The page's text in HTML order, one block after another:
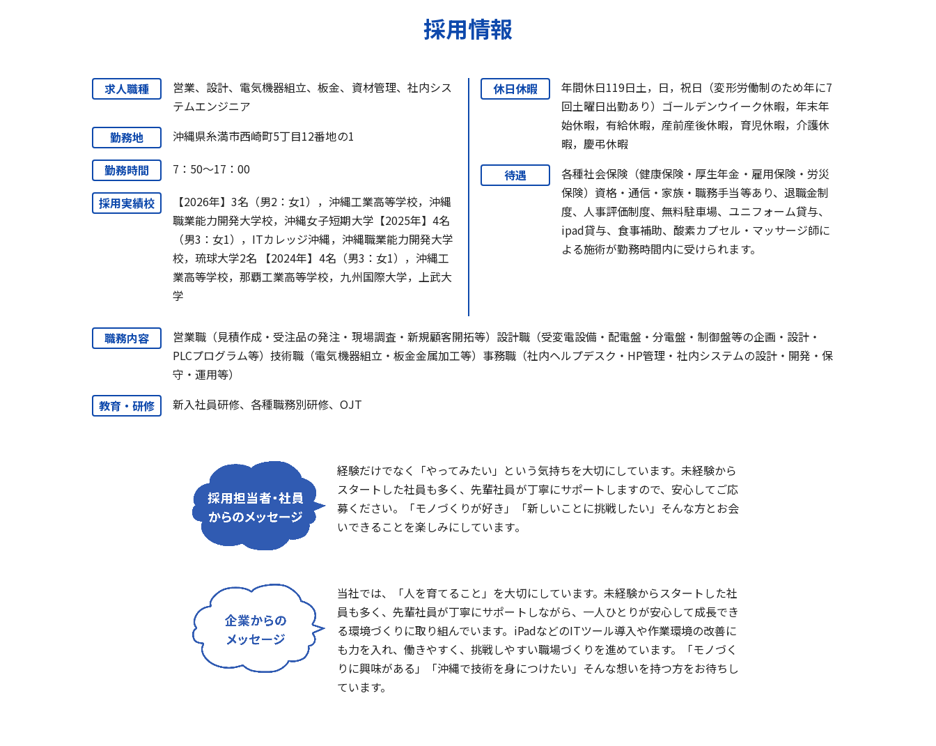
採用情報
求人職種
営業、設計、電気機器組立、板金、資材管理、社内シス
テムエンジニア
勤務地
沖縄県糸満市西崎町5丁目12番地の1
勤務時間 7：50～17：00
採用実績校
【2026年】3名（男2：女1），沖縄工業高等学校，沖縄
職業能力開発大学校，沖縄女子短期大学【2025年】4名
（男3：女1），ITカレッジ沖縄，沖縄職業能力開発大学
校，琉球大学2名 【2024年】4名（男3：女1），沖縄工
業高等学校，那覇工業高等学校，九州国際大学，上武大
学
休日休暇
年間休日119日土，日，祝日（変形労働制のため年に7
回土曜日出勤あり）ゴールデンウイーク休暇，年末年
始休暇，有給休暇，産前産後休暇，育児休暇，介護休
暇，慶弔休暇
待遇
各種社会保険（健康保険・厚生年金・雇用保険・労災
保険）資格・通信・家族・職務手当等あり、退職金制
度、人事評価制度、無料駐車場、ユニフォーム貸与、
ipad貸与、食事補助、酸素カプセル・マッサージ師に
よる施術が勤務時間内に受けられます。
職務内容
営業職（見積作成・受注品の発注・現場調査・新規顧客開拓等）設計職（受変電設備・配電盤・分電盤・制御盤等の企画・設計・
PLCプログラム等）技術職（電気機器組立・板金金属加工等）事務職（社内ヘルプデスク・HP管理・社内システムの設計・開発・保
守・運用等）
教育・研修
新入社員研修、各種職務別研修、OJT
経験だけでなく「やってみたい」という気持ちを大切にしています。未経験から
スタートした社員も多く、先輩社員が丁寧にサポートしますので、安心してご応
募ください。「モノづくりが好き」「新しいことに挑戦したい」そんな方とお会
いできることを楽しみにしています。
当社では、「人を育てること」を大切にしています。未経験からスタートした社
員も多く、先輩社員が丁寧にサポートしながら、一人ひとりが安心して成長でき
る環境づくりに取り組んでいます。iPadなどのITツール導入や作業環境の改善に
も力を入れ、働きやすく、挑戦しやすい職場づくりを進めています。「モノづく
りに興味がある」「沖縄で技術を身につけたい」そんな想いを持つ方をお待ちし
ています。